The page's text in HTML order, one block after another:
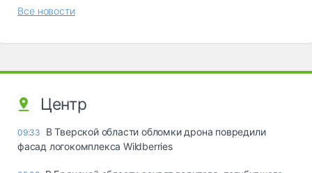
Все новости
Центр
09:33
В Тверской области обломки дрона повредили
фасад логокомплекса Wildberries